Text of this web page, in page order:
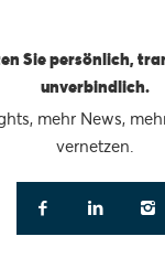
Sie persönlich,
unverbindlich.
mehr News,
vernetzen.